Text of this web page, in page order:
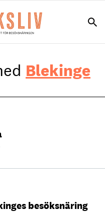
Blekinge
besöksnäring